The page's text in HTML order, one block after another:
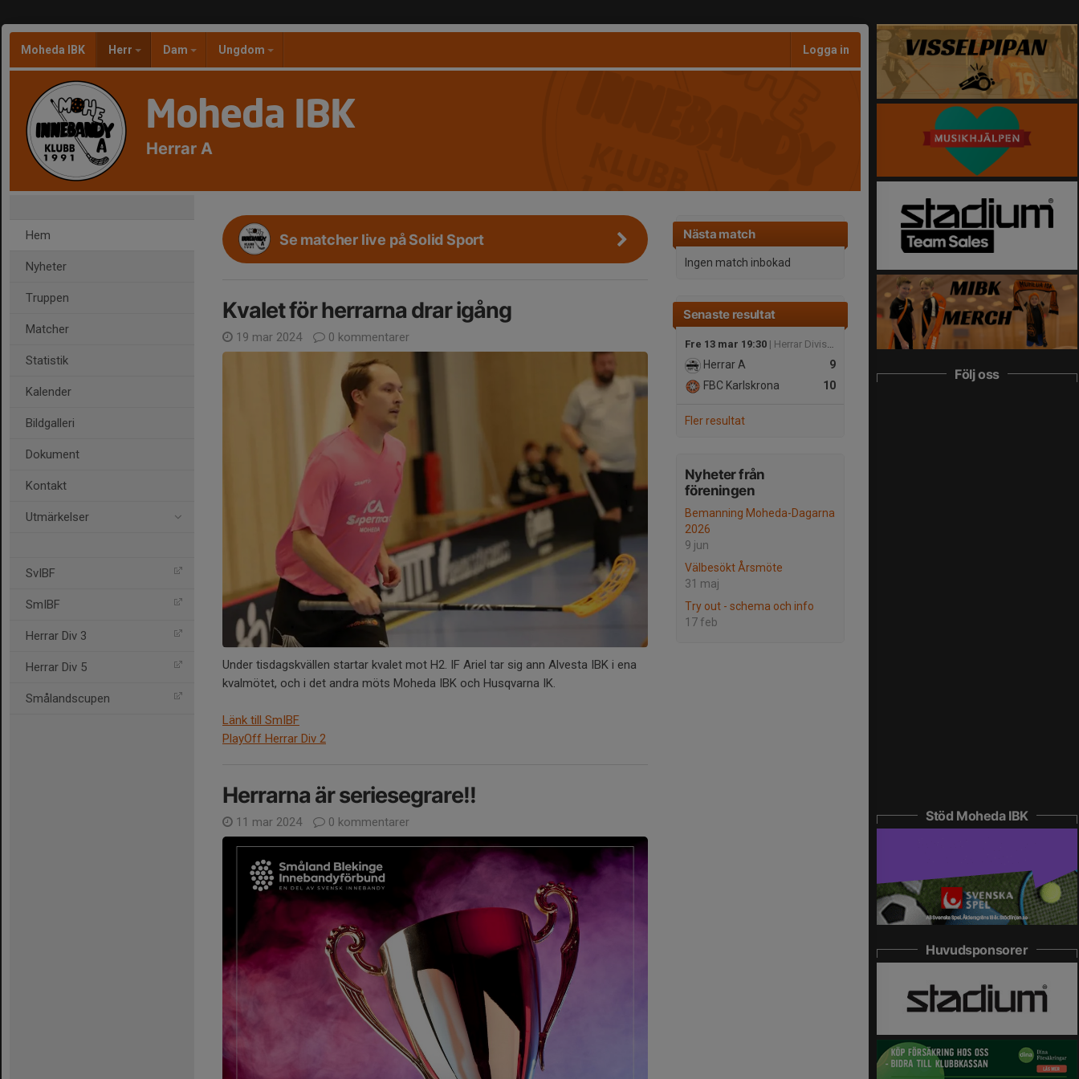
Moheda IBK Herr Dam Ungdom Logga in
Moheda IBK
Herrar A
Hem
Nyheter
Truppen
Matcher
Statistik
Kalender
Bildgalleri
Dokument
Kontakt
Utmärkelser
SvIBF
SmIBF
Herrar Div 3
Herrar Div 5
Smålandscupen
Nästa match
Ingen match inbokad
Senaste resultat
Fre 13 mar 19:30 | Herrar Division 3 Södra
9
Herrar A
10
FBC Karlskrona
Fler resultat
Nyheter från
föreningen
Bemanning Moheda-Dagarna
2026
9 jun
Välbesökt Årsmöte
31 maj
Try out - schema och info
17 feb
Se matcher live på Solid Sport
Kvalet för herrarna drar igång
19 mar 2024 0 kommentarer
Under tisdagskvällen startar kvalet mot H2. IF Ariel tar sig ann Alvesta IBK i ena
kvalmötet, och i det andra möts Moheda IBK och Husqvarna IK.
Länk till SmIBF
PlayOff Herrar Div 2
Herrarna är seriesegrare!!
11 mar 2024 0 kommentarer
Följ oss
Stöd Moheda IBK
Huvudsponsorer